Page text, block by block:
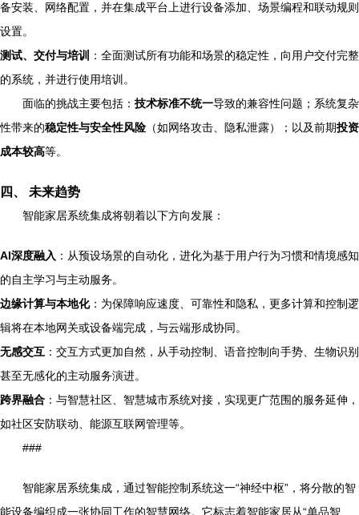
备安装、网络配置，并在集成平台上进行设备添加、场景编程和联动规则
设置。
测试、交付与培训
：全面测试所有功能和场景的稳定性，向用户交付完整
的系统，并进行使用培训。
面临的挑战主要包括： 技术标准不统一导致的兼容性问题；系统复杂
性带来的稳定性与安全性风险 （如网络攻击、隐私泄露）；以及前期投资
成本较高等。
四、 未来趋势
智能家居系统集成将朝着以下方向发展：
AI深度融入 ：从预设场景的自动化，进化为基于用户行为习惯和情境感知
的自主学习与主动服务。
边缘计算与本地化：为保障响应速度、可靠性和隐私，更多计算和控制逻
辑将在本地网关或设备端完成，与云端形成协同。
无感交互 ：交互方式更加自然，从手动控制、语音控制向手势、生物识别
甚至无感化的主动服务演进。
跨界融合 ：与智慧社区、智慧城市系统对接，实现更广范围的服务延伸，
如社区安防联动、能源互联网管理等。
###
智能家居系统集成，通过智能控制系统这一“神经中枢”，将分散的智
能设备编织成一张协同工作的智慧网络。它标志着智能家居从“单品智